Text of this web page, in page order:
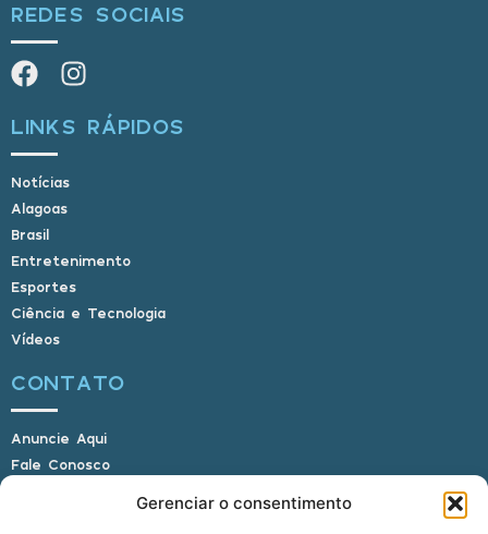
Gerenciar o consentimento
REDES SOCIAIS
LINKS RÁPIDOS
Notícias
Alagoas
Brasil
Entretenimento
Esportes
Ciência e Tecnologia
Vídeos
CONTATO
Anuncie Aqui
Fale Conosco